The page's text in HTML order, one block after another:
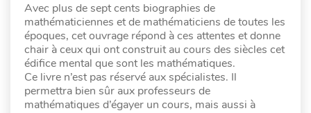
Avec plus de sept cents biographies de
mathématiciennes et de mathématiciens de toutes les
époques, cet ouvrage répond à ces attentes et donne
chair à ceux qui ont construit au cours des siècles cet
édifice mental que sont les mathématiques.
Ce livre n’est pas réservé aux spécialistes. Il
permettra bien sûr aux professeurs de
mathématiques d’égayer un cours, mais aussi à